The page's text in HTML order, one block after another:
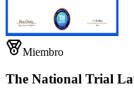
Miembro
The National Trial